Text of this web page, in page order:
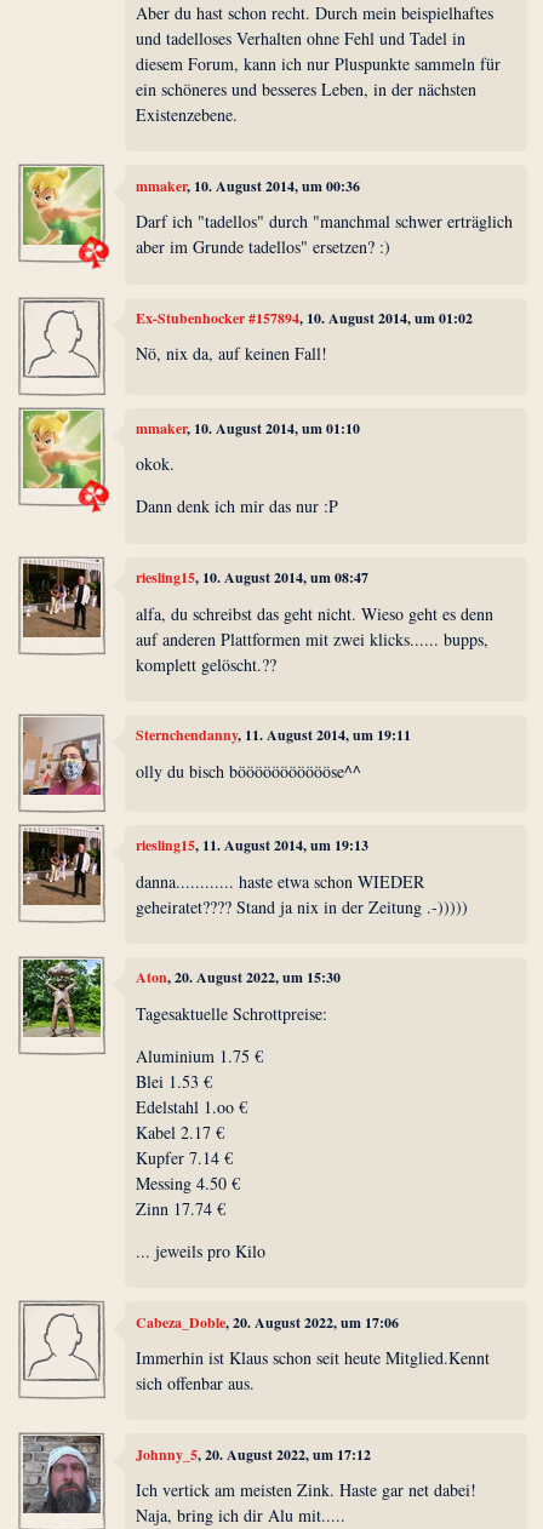
Aber du hast schon recht. Durch mein beispielhaftes
und tadelloses Verhalten ohne Fehl und Tadel in
diesem Forum, kann ich nur Pluspunkte sammeln für
ein schöneres und besseres Leben, in der nächsten
Existenzebene.
mmaker, 10. August 2014, um 00:36
Darf ich "tadellos" durch "manchmal schwer erträglich
aber im Grunde tadellos" ersetzen? :)
Ex-Stubenhocker #157894, 10. August 2014, um 01:02
Nö, nix da, auf keinen Fall!
mmaker, 10. August 2014, um 01:10
okok.
Dann denk ich mir das nur :P
riesling15, 10. August 2014, um 08:47
alfa, du schreibst das geht nicht. Wieso geht es denn
auf anderen Plattformen mit zwei klicks...... bupps,
komplett gelöscht.??
Sternchendanny, 11. August 2014, um 19:11
olly du bisch böööööööööööse^^
riesling15, 11. August 2014, um 19:13
danna............ haste etwa schon WIEDER
geheiratet???? Stand ja nix in der Zeitung .-)))))
Aton, 20. August 2022, um 15:30
Tagesaktuelle Schrottpreise:
Aluminium 1.75 €
Blei 1.53 €
Edelstahl 1.oo €
Kabel 2.17 €
Kupfer 7.14 €
Messing 4.50 €
Zinn 17.74 €
... jeweils pro Kilo
Cabeza_Doble, 20. August 2022, um 17:06
Immerhin ist Klaus schon seit heute Mitglied.Kennt
sich offenbar aus.
Johnny_5, 20. August 2022, um 17:12
Ich vertick am meisten Zink. Haste gar net dabei!
Naja, bring ich dir Alu mit.....